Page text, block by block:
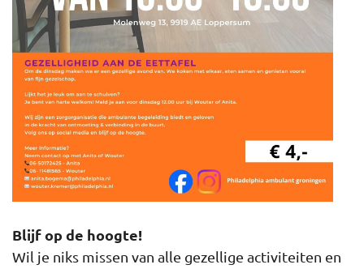
Blijf op de hoogte!
Wil je niks missen van alle gezellige activiteiten en